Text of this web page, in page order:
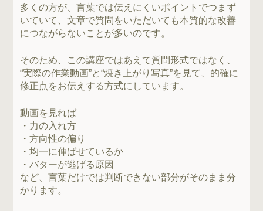
多くの方が、言葉では伝えにくいポイントでつまず
いていて、文章で質問をいただいても本質的な改善
につながらないことが多いのです。
そのため、この講座ではあえて質問形式ではなく、
“実際の作業動画”と“焼き上がり写真”を見て、的確に
修正点をお伝えする方式にしています。
動画を見れば
・力の入れ方
・方向性の偏り
・均一に伸ばせているか
・バターが逃げる原因
など、言葉だけでは判断できない部分がそのまま分
かります。